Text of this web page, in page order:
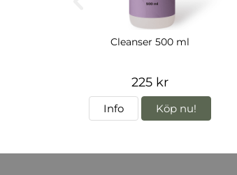
Cleanser 500 ml
225 kr
Info Köp nu!